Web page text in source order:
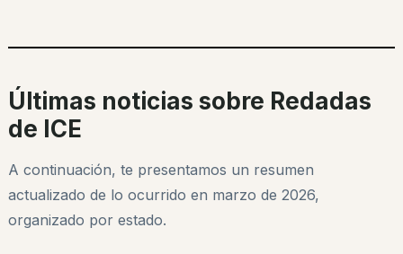
Últimas noticias sobre Redadas
de ICE
A continuación, te presentamos un resumen
actualizado de lo ocurrido en marzo de 2026,
organizado por estado.